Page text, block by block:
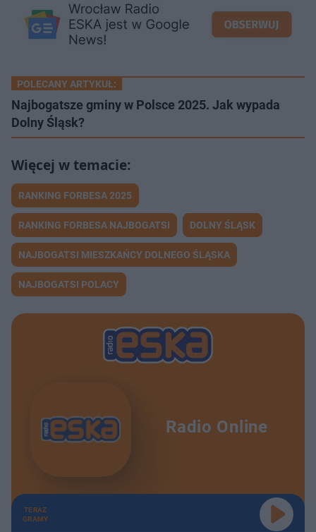
POLECANY ARTYKUŁ:
Najbogatsze gminy w Polsce 2025. Jak wypada
Dolny Śląsk?
RANKING FORBESA 2025
RANKING FORBESA NAJBOGATSI DOLNY ŚLĄSK
NAJBOGATSI MIESZKAŃCY DOLNEGO ŚLĄSKA
NAJBOGATSI POLACY
Radio Online
TERAZ
GRAMY